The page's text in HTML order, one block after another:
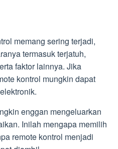
memang sering terjadi,
termasuk terjatuh,
faktor lainnya. Jika
kontrol mungkin dapat
enggan mengeluarkan
Inilah mengapa memilih
remote kontrol menjadi